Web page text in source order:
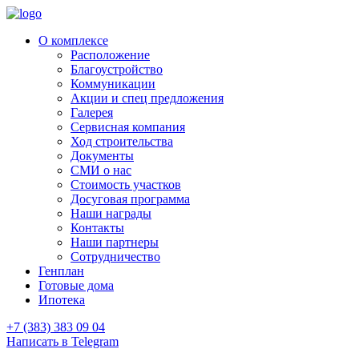
О комплексе
Расположение
Благоустройство
Коммуникации
Акции и спец предложения
Галерея
Сервисная компания
Ход строительства
Документы
СМИ о нас
Стоимость участков
Досуговая программа
Наши награды
Контакты
Наши партнеры
Сотрудничество
Генплан
Готовые дома
Ипотека
+7 (383) 383 09 04
Написать в Telegram